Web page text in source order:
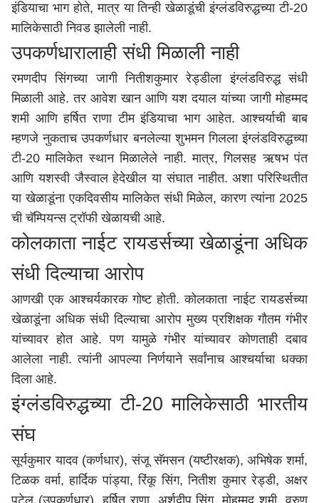
इंडियाचा भाग होते, मात्र या तिन्ही खेळाडूंची इंग्लंडविरुद्धच्या टी-20
मालिकेसाठी निवड झालेली नाही.
उपकर्णधारालाही संधी मिळाली नाही
रमणदीप सिंगच्या जागी नितीशकुमार रेड्डीला इंग्लंडविरुद्ध संधी
मिळाली आहे. तर आवेश खान आणि यश दयाल यांच्या जागी मोहम्मद
शमी आणि हर्षित राणा टीम इंडियाचा भाग आहेत. आश्चर्याची बाब
म्हणजे नुकताच उपकर्णधार बनलेल्या शुभमन गिलला इंग्लंडविरुद्धच्या
टी-20 मालिकेत स्थान मिळालेले नाही. मात्र, गिलसह ऋषभ पंत
आणि यशस्वी जैस्वाल हेदेखील या संघात नाहीत. अशा परिस्थितीत
या खेळाडूंना एकदिवसीय मालिकेत संधी मिळेल, कारण त्यांना 2025
ची चॅम्पियन्स ट्रॉफी खेळायची आहे.
कोलकाता नाईट रायडर्सच्या खेळाडूंना अधिक
संधी दिल्याचा आरोप
आणखी एक आश्चर्यकारक गोष्ट होती. कोलकाता नाईट रायडर्सच्या
खेळाडूंना अधिक संधी दिल्याचा आरोप मुख्य प्रशिक्षक गौतम गंभीर
यांच्यावर होत आहे. पण यामुळे गंभीर यांच्यावर कोणताही दबाव
आलेला नाही. त्यांनी आपल्या निर्णयाने सर्वांनाच आश्चर्याचा धक्का
दिला आहे.
इंग्लंडविरुद्धच्या टी-20 मालिकेसाठी भारतीय
संघ
सूर्यकुमार यादव (कर्णधार), संजू सॅमसन (यष्टीरक्षक), अभिषेक शर्मा,
टिळक वर्मा, हार्दिक पांड्या, रिंकू सिंग, नितीश कुमार रेड्डी, अक्षर
पटेल (उपकर्णधार), हर्षित राणा, अर्शदीप सिंग, मोहम्मद शमी, वरुण